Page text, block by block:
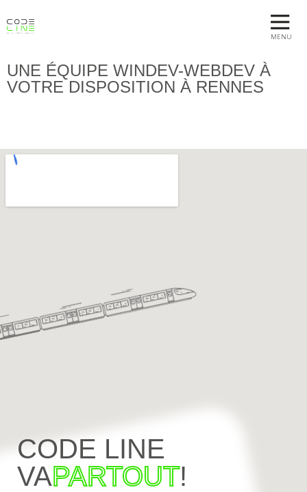
MENU
UNE ÉQUIPE WINDEV-WEBDEV À
VOTRE DISPOSITION À RENNES
CODE LINE
VAPARTOUT!